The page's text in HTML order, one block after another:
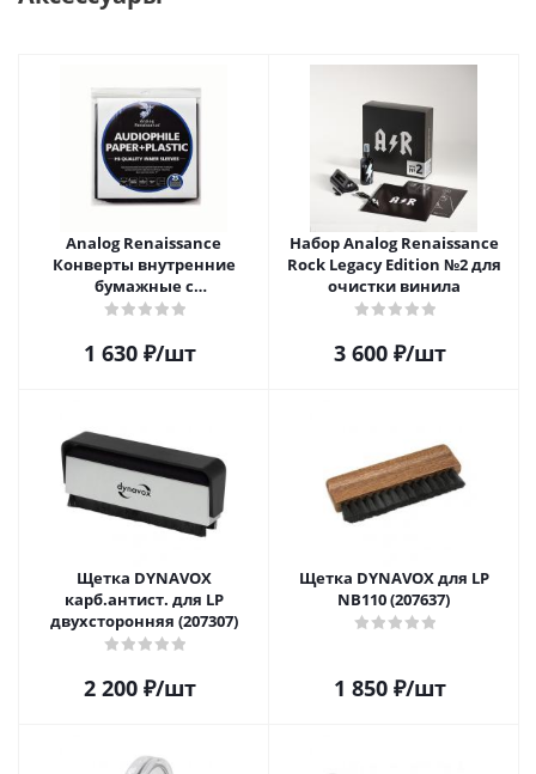
Analog Renaissance
Конверты внутренние
бумажные с
антистатическим пакетом
Audiophile Paper+Plastic (25
1 630₽/шт
Набор Analog Renaissance
Rock Legacy Edition №2 для
очистки винила
3 600₽/шт
Щетка DYNAVOX
карб.антист. для LP
двухсторонняя (207307)
2 200₽/шт
Щетка DYNAVOX для LP
NB110 (207637)
1 850₽/шт